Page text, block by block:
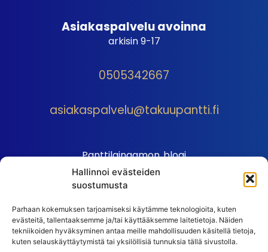
Hallinnoi evästeiden
suostumusta
Parhaan kokemuksen tarjoamiseksi käytämme teknologioita, kuten
evästeitä, tallentaaksemme ja/tai käyttääksemme laitetietoja. Näiden
tekniikoiden hyväksyminen antaa meille mahdollisuuden käsitellä tietoja,
kuten selauskäyttäytymistä tai yksilöllisiä tunnuksia tällä sivustolla.
Asiakaspalvelu avoinna
arkisin 9-17
0505342667
asiakaspalvelu@takuupantti.fi
Panttilainaamon blogi
Palveluhinnasto
Sopimusehdot
Autopantin sopimusehdot
Henkilötiedot